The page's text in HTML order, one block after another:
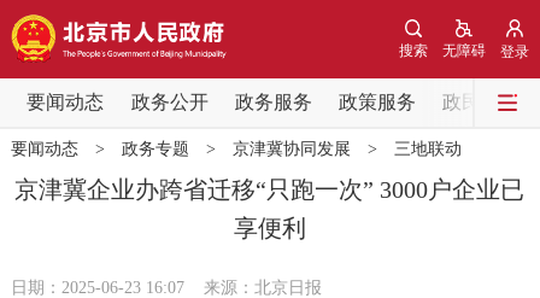
登录
无障碍
搜索
要闻动态 政务公开 政务服务 政策服务 政民互动
要闻动态
党中央精神 国务院信息 中央部委动态
会议信息
要闻动态> 政务专题 > 京津冀协同发展 > 三地联动
京津冀企业办跨省迁移“只跑一次” 3000户企业已
享便利
日期：2025-06-23 16:07 来源：北京日报